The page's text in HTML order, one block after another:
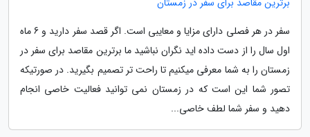
سفر در هر فصلی دارای مزایا و معایبی است. اگر قصد سفر دارید و 6 ماه
اول سال را از دست داده اید نگران نباشید ما برترین مقاصد برای سفر در
زمستان را به شما معرفی میکنیم تا راحت تر تصمیم بگیرید. در صورتیکه
تصور شما این است که در زمستان نمی توانید فعالیت خاصی انجام
دهید و سفر شما لطف خاصی...